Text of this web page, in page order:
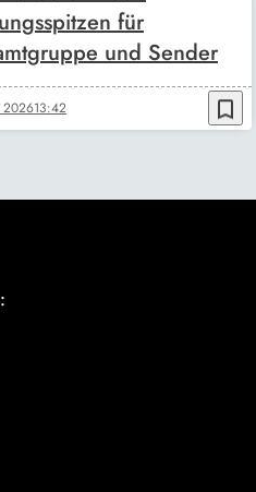
für
und Sender
13:42 bookmark_border